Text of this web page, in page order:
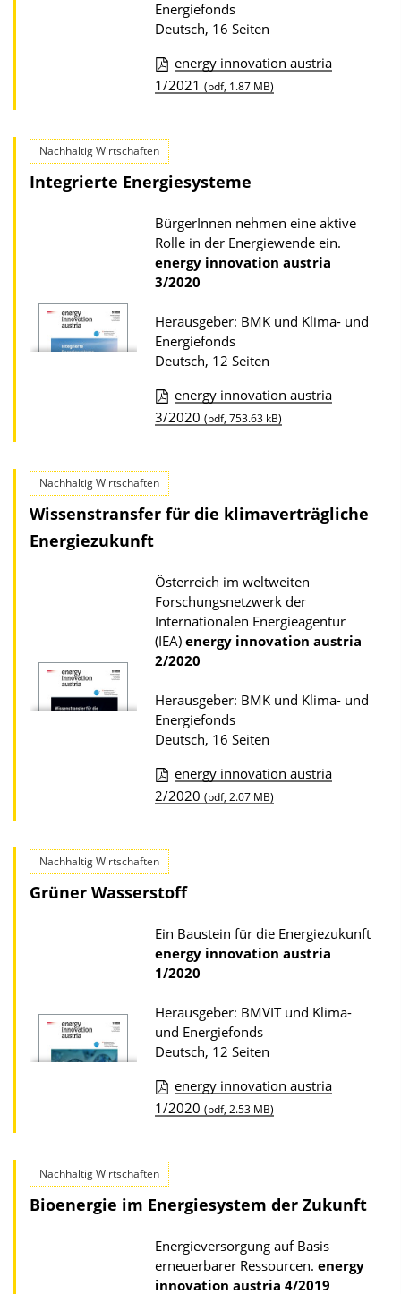
r
P
u
b
i
k
a
i
o
n
Energiefonds
Deutsch, 16 Seiten
D
w
n
l
a
d
s
u
r
P
u
i
k
i
o
n
energy innovation austria
1/2021 (pdf, 1.87 MB)
Nachhaltig Wirtschaften
Integrierte Energiesysteme
BürgerInnen nehmen eine aktive
Rolle in der Energiewende ein.
energy innovation austria
3/2020
Herausgeber: BMK und Klima- und
Energiefonds
Deutsch, 12 Seiten
D
w
n
l
d
s
z
u
r
P
u
b
l
a
t
o
n
energy innovation austria
3/2020 (pdf, 753.63 kB)
Nachhaltig Wirtschaften
Wissenstransfer für die klimaverträgliche
Energiezukunft
Österreich im weltweiten
Forschungsnetzwerk der
Internationalen Energieagentur
(IEA) energy innovation austria
2/2020
Herausgeber: BMK und Klima- und
Energiefonds
Deutsch, 16 Seiten
D
w
n
l
a
d
z
u
P
u
l
i
a
t
energy innovation austria
2/2020 (pdf, 2.07 MB)
Nachhaltig Wirtschaften
Grüner Wasserstoff
Ein Baustein für die Energiezukunft
energy innovation austria
1/2020
Herausgeber: BMVIT und Klima-
und Energiefonds
Deutsch, 12 Seiten
D
w
n
l
a
d
energy innovation austria
1/2020 (pdf, 2.53 MB)
Nachhaltig Wirtschaften
Bioenergie im Energiesystem der Zukunft
Energieversorgung auf Basis
erneuerbarer Ressourcen. energy
innovation austria 4/2019